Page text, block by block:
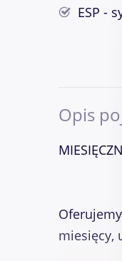
ESP -
Opis
miesięcy,